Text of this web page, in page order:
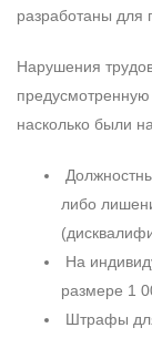
разработаны для
Нарушения
предусмотренную
насколько были
либо
На
размере 1
Штрафы